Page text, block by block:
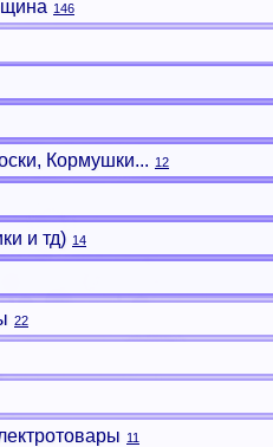
146
Кормушки... 12
и тд) 14
22
11